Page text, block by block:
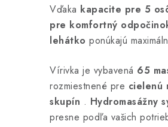
Vďaka kapacite pre 5
pre komfortný
lehátko ponúkajú
Vírivka je vybavená 65
rozmiestnené pre cielenú
skupín . Hydromasážny
presne podľa vašich